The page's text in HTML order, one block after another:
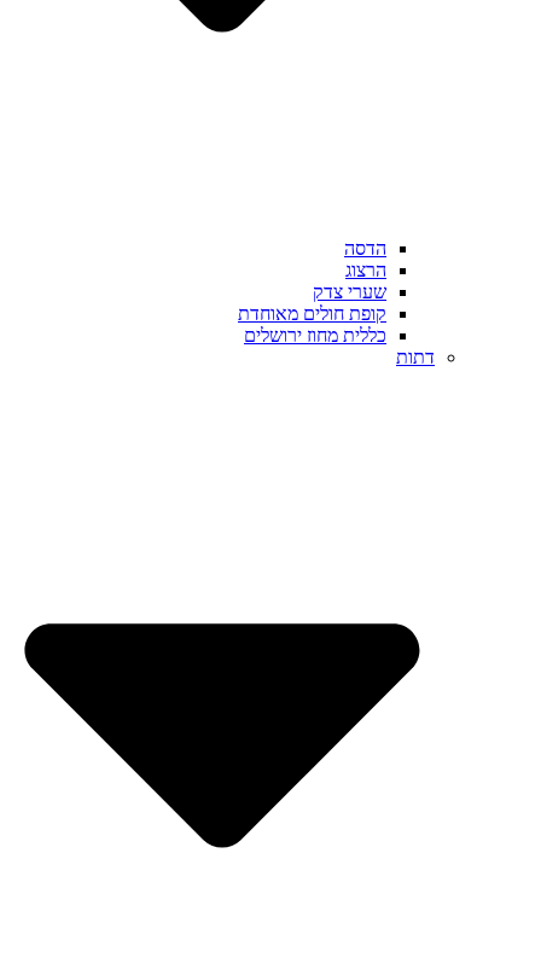
הדסה
הרצוג
שערי צדק
קופת חולים מאוחדת
כללית מחוז ירושלים
דתות